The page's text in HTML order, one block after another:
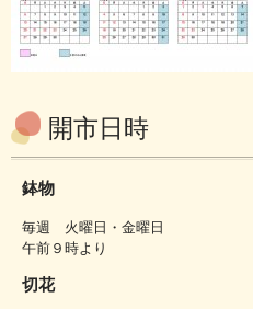
開市日時
鉢物
毎週 火曜日・金曜日
午前９時より
切花